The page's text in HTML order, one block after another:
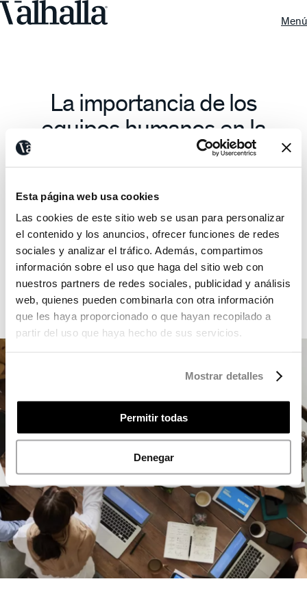
Esta página web usa cookies
Las cookies de este sitio web se usan para personalizar
el contenido y los anuncios, ofrecer funciones de redes
sociales y analizar el tráfico. Además, compartimos
información sobre el uso que haga del sitio web con
nuestros partners de redes sociales, publicidad y análisis
web, quienes pueden combinarla con otra información
que les haya proporcionado o que hayan recopilado a
partir del uso que haya hecho de sus servicios.
Mostrar detalles
Permitir todas
Denegar
Menú
La importancia de los
equipos humanos en la
ejecución de Planes
Diseño Estratégico — Noviembre De 2024
de superadmin